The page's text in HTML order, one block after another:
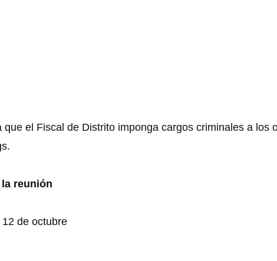
que el Fiscal de Distrito imponga cargos criminales a los
reunión
de octubre